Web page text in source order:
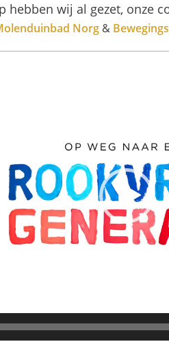
hebben wij al gezet, onze
Norg &